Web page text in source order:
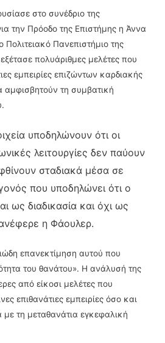
στο συνέδριο της
την Πρόοδο της Επιστήμης η Άννα
Πολιτειακό Πανεπιστήμιο της
πολυάριθμες μελέτες που
εμπειρίες επιζώντων καρδιακής
τη συμβατική
υποδηλώνουν ότι οι
λειτουργίες δεν παύουν
σταδιακά μέσα σε
που υποδηλώνει ότι ο
ως διαδικασία και όχι ως
η Φάουλερ.
επανεκτίμηση αυτού που
του θανάτου». Η ανάλυσή της
από είκοσι μελέτες που
επιθανάτιες εμπειρίες όσο και
τη μεταθανάτια εγκεφαλική